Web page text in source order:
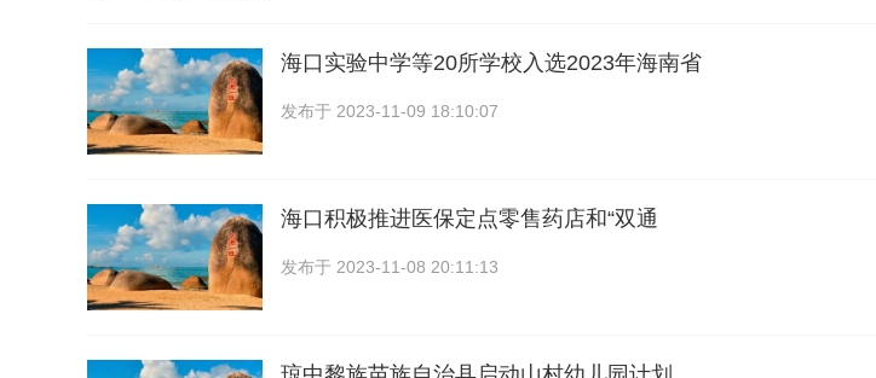
海口实验中学等20所学校入选2023年海南省
发布于 2023-11-09 18:10:07
海口积极推进医保定点零售药店和“双通
发布于 2023-11-08 20:11:13